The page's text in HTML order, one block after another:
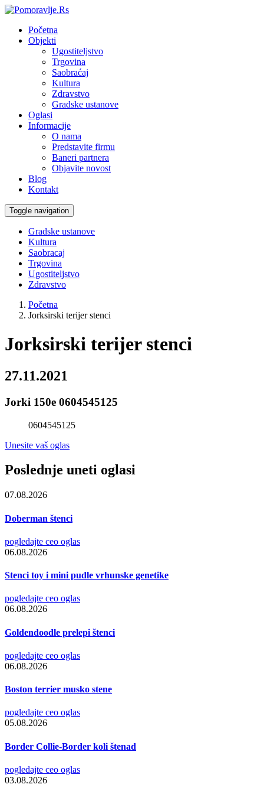
Početna
Objekti
Ugostiteljstvo
Trgovina
Saobraćaj
Kultura
Zdravstvo
Gradske ustanove
Oglasi
Informacije
O nama
Predstavite firmu
Baneri partnera
Objavite novost
Blog
Kontakt
Toggle navigation
Gradske ustanove
Kultura
Saobracaj
Trgovina
Ugostiteljstvo
Zdravstvo
Početna
Jorksirski terijer stenci
Jorksirski terijer stenci
27.11.2021
Jorki 150e 0604545125
0604545125
Unesite vaš oglas
Poslednje uneti oglasi
07.08.2026
Doberman štenci
pogledajte ceo oglas
06.08.2026
Stenci toy i mini pudle vrhunske genetike
pogledajte ceo oglas
06.08.2026
Goldendoodle prelepi štenci
pogledajte ceo oglas
06.08.2026
Boston terrier musko stene
pogledajte ceo oglas
05.08.2026
Border Collie-Border koli štenad
pogledajte ceo oglas
03.08.2026